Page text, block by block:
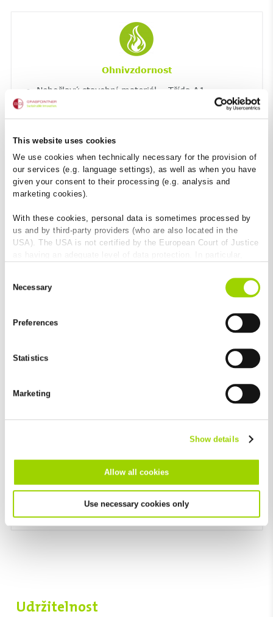
This website uses cookies
We use cookies when technically necessary for the provision of
our services (e.g. language settings), as well as when you have
given your consent to their processing (e.g. analysis and
marketing cookies).
With these cookies, personal data is sometimes processed by
us and by third-party providers (who are also located in the
USA). The USA is not certified by the European Court of Justice
authorities for control and monitoring purposes and that no
effective legal remedies are available against this. By clicking
and by third-party providers (also in the USA). Except for the
absolutely necessary cookies that serve the proper functioning
future in the "Cookie Policy" item in the footer of this website.
Excluded from this are absolutely necessary cookies that
Selection
Necessary
Preferences
Statistics
Marketing
Show details
Allow all cookies
Use necessary cookies only
Ohnivzdornost
Nehořlavý stavební materiál – Třída A1
takže žádná škodlivost
betonem
Vysoký odvodňovací výkon
Hladký povrch žlabu přispívá k vysokému
schopnosti
Udržitelnost